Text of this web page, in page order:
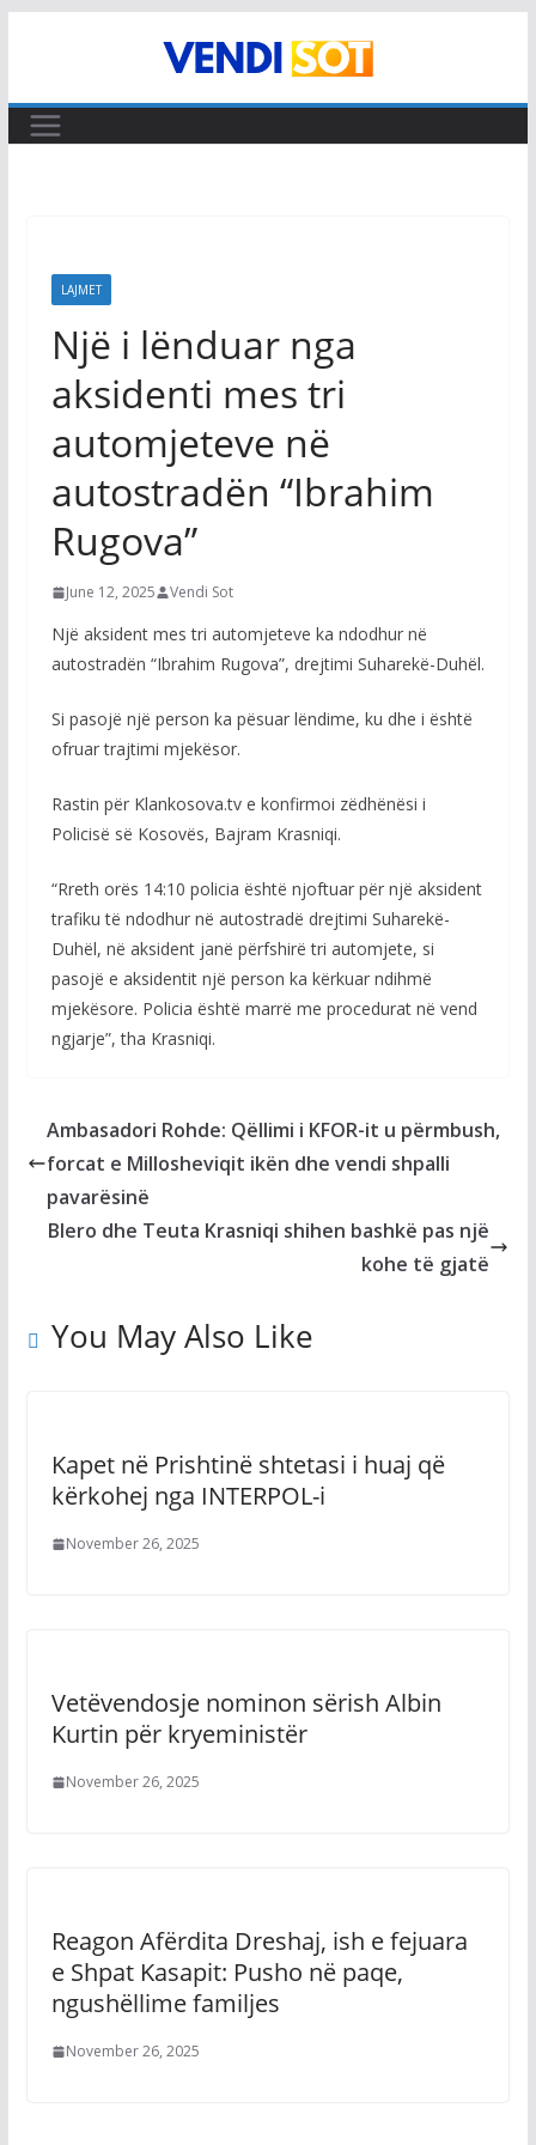
LAJMET
Një i lënduar nga
aksidenti mes tri
automjeteve në
autostradën “Ibrahim
Rugova”
June 12, 2025 Vendi Sot
Një aksident mes tri automjeteve ka ndodhur në
autostradën “Ibrahim Rugova”, drejtimi Suharekë-Duhël.
Si pasojë një person ka pësuar lëndime, ku dhe i është
ofruar trajtimi mjekësor.
Rastin për Klankosova.tv e konfirmoi zëdhënësi i
Policisë së Kosovës, Bajram Krasniqi.
“Rreth orës 14:10 policia është njoftuar për një aksident
trafiku të ndodhur në autostradë drejtimi Suharekë-
Duhël, në aksident janë përfshirë tri automjete, si
pasojë e aksidentit një person ka kërkuar ndihmë
mjekësore. Policia është marrë me procedurat në vend
ngjarje”, tha Krasniqi.
Ambasadori Rohde: Qëllimi i KFOR-it u përmbush,
forcat e Millosheviqit ikën dhe vendi shpalli
pavarësinë
Blero dhe Teuta Krasniqi shihen bashkë pas një
kohe të gjatë
You May Also Like
Kapet në Prishtinë shtetasi i huaj që
kërkohej nga INTERPOL-i
November 26, 2025
Vetëvendosje nominon sërish Albin
Kurtin për kryeministër
November 26, 2025
Reagon Afërdita Dreshaj, ish e fejuara
e Shpat Kasapit: Pusho në paqe,
ngushëllime familjes
November 26, 2025